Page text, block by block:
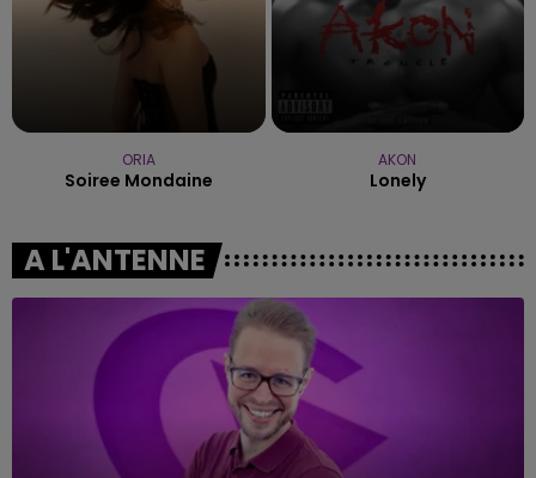
ORIA
Soiree Mondaine
AKON
Lonely
A L'ANTENNE